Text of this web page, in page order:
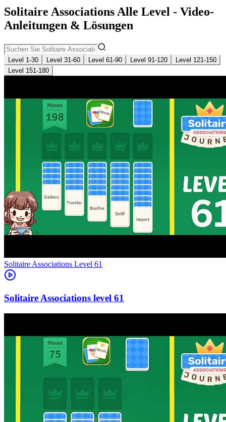
Solitaire Associations Alle Level - Video-
Anleitungen & Lösungen
Level 1-30 Level 31-60 Level 61-90 Level 91-120
Level 121-150
Level 151-180
Level 61
61